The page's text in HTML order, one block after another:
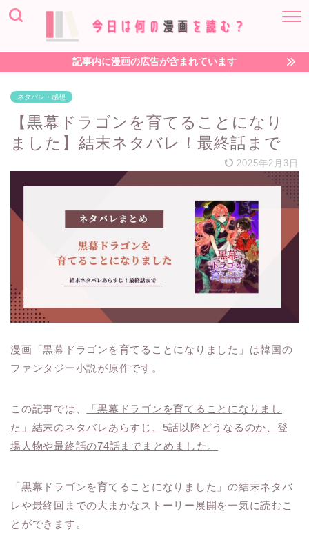
記事内に漫画の広告が含まれています
ネタバレ・感想
【黒幕ドラゴンを育てることになり
ました】結末ネタバレ！最終話まで
2025年2月3日
漫画「黒幕ドラゴンを育てることになりました」は韓国の
ファンタジー小説が原作です。
この記事では、
「黒幕ドラゴンを育てることになりまし
た」結末のネタバレあらすじ、5話以降どうなるのか、登
場人物や最終話の74話までまとめました。
「黒幕ドラゴンを育てることになりました」の結末ネタバ
レや最終回までの大まかなストーリー展開を一気に読むこ
とができます。